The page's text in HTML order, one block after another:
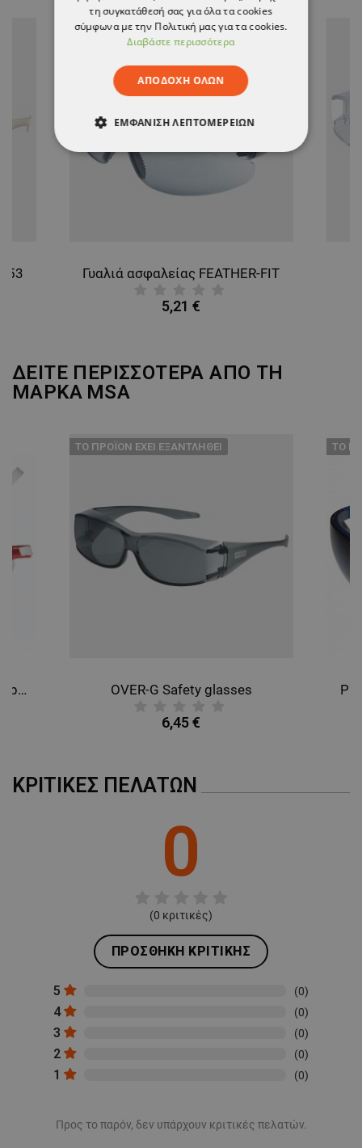
Γυαλιά ασφαλείας FEATHER-FIT
5,21 €
ΔΕΙΤΕ ΠΕΡΙΣΣΟΤΕΡΑ ΑΠΟ ΤΗ
ΜΑΡΚΑ MSA
AFFINITY FFP3 PLUS 1131 Respirator
ТΟ ΠΡΟΪΌΝ ΈΧΕΙ ΕΞΑΝΤΛΗΘΕΊ
OVER-G Safety glasses
6,45 €
ТΟ
ΚΡΙΤΙΚΈΣ ΠΕΛΑΤΏΝ
0
(0 κριτικές)
ΠΡΟΣΘΉΚΗ ΚΡΙΤΙΚΉΣ
5 (0)
4 (0)
3 (0)
2 (0)
1 (0)
Προς το παρόν, δεν υπάρχουν κριτικές πελατών.
τη συγκατάθεσή σας για όλα τα cookies
σύμφωνα με την Πολιτική μας για τα cookies.
Διαβάστε περισσότερα
ΑΠΟΔΟΧΉ ΌΛΩΝ
ΕΜΦΆΝΙΣΗ ΛΕΠΤΟΜΕΡΕΙΏΝ
ΑΠΟΛΎΤΩΣ ΑΠΑΡΑΊΤΗΤΑ
ΑΠΌΔΟΣΗΣ ΣΤΌΧΕΥΣΗΣ
ΜΗ ΤΑΞΙΝΟΜΗΜΈΝΑ